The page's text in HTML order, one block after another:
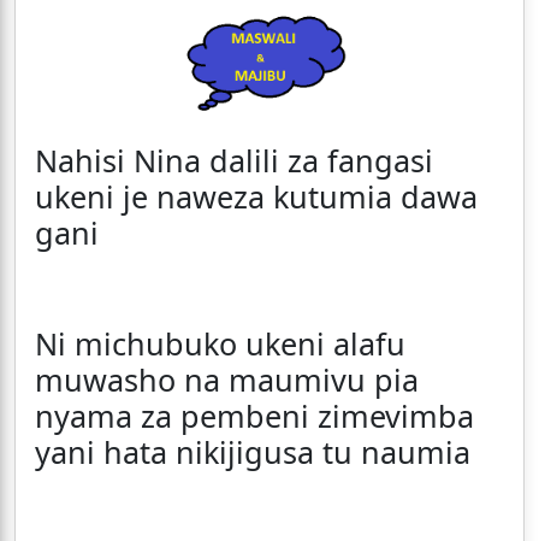
Nahisi Nina dalili za fangasi
ukeni je naweza kutumia dawa
gani
Ni michubuko ukeni alafu
muwasho na maumivu pia
nyama za pembeni zimevimba
yani hata nikijigusa tu naumia